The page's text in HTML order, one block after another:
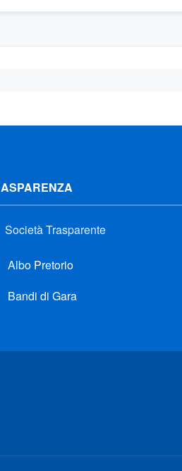
Società Trasparente
Albo Pretorio
Bandi di Gara